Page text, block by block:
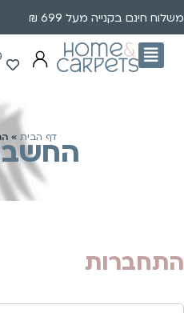
משלוח חינם בקנייה מעל 699 ₪
דף הבית »
התחברות